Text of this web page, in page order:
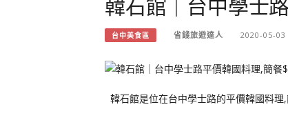
韓石館｜台中學士
台中美食區 省錢旅遊達人 2020-05-03
韓石館是位在台中學士路的平價韓國料